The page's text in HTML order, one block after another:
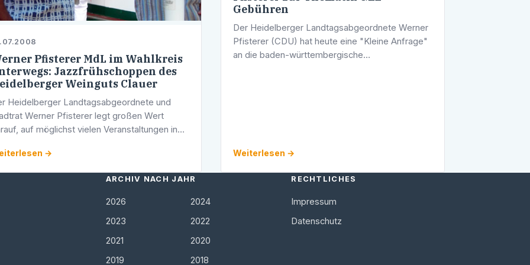
Pfisterer MdL im Wahlkreis
Jazzfrühschoppen des
Weinguts Clauer
Heidelberger Landtagsabgeordnete und
Werner Pfisterer legt großen Wert
auf möglichst vielen Veranstaltungen in
besuchte der CDU-Politiker unter
→
Gebühren
Der Heidelberger Landtagsabgeordnete Werner
Pfisterer (CDU) hat heute eine "Kleine Anfrage"
an die baden-württembergische
Weiterlesen →
ARCHIV NACH JAHR
2026
2024
2023
2022
2021
2020
2019
2018
RECHTLICHES
Impressum
Datenschutz